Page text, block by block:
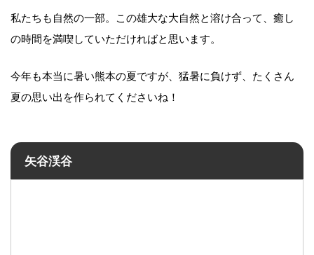
私たちも自然の一部。この雄大な大自然と溶け合って、癒し
の時間を満喫していただければと思います。
今年も本当に暑い熊本の夏ですが、猛暑に負けず、たくさん
夏の思い出を作られてくださいね！
矢谷渓谷